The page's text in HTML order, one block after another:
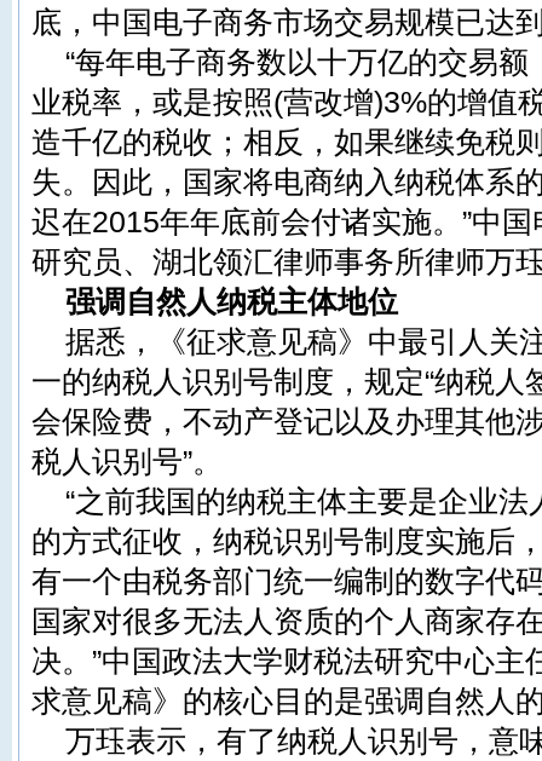
底，中国电子商务市场交易规模已达
“每年电子商务数以十万亿的交易
业税率，或是按照(营改增)3%的增值
造千亿的税收；相反，如果继续免税
失。因此，国家将电商纳入纳税体系
迟在2015年年底前会付诸实施。”中
研究员、湖北领汇律师事务所律师万
强调自然人纳税主体地位
据悉，《征求意见稿》中最引人关
一的纳税人识别号制度，规定“纳税人
会保险费，不动产登记以及办理其他
税人识别号”。
“之前我国的纳税主体主要是企业
的方式征收，纳税识别号制度实施后
有一个由税务部门统一编制的数字代
国家对很多无法人资质的个人商家存
决。”中国政法大学财税法研究中心主
求意见稿》的核心目的是强调自然人
万珏表示，有了纳税人识别号，意